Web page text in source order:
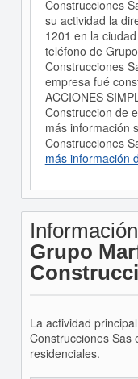
Construcciones
su actividad la
1201 en la
teléfono de
Construcciones
empresa fué
ACCIONES
Construccion de
más información
Construcciones
más información
Grupo
La actividad
Construcciones Sas
residenciales.